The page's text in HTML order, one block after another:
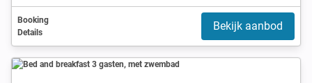
Booking
Details
Bekijk aanbod